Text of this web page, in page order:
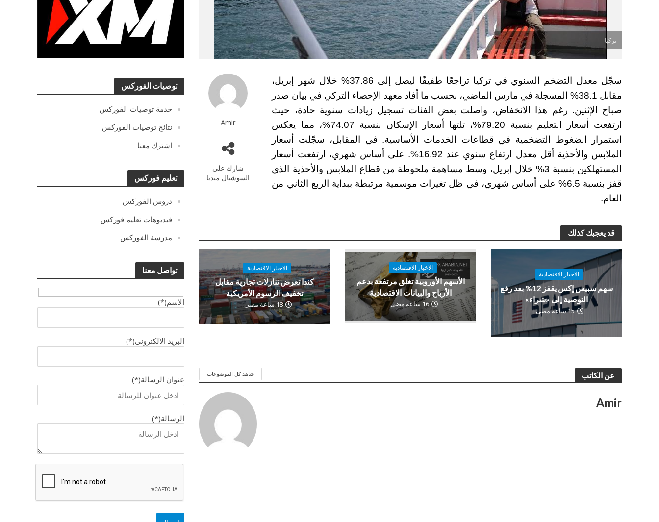
توصيات الفوركس
خدمة توصيات الفوركس
نتائج توصيات الفوركس
اشترك معنا
تعليم فوركس
دروس الفوركس
فيديوهات تعليم فوركس
مدرسة الفوركس
تواصل معنا
الاسم(*)
البريد الالكترونى(*)
عنوان الرسالة(*)
الرسالة(*)
تركيا
Amir
شارك علي
السوشيال ميديا
سجّل معدل التضخم السنوي في تركيا تراجعًا طفيفًا ليصل إلى 37.86% خلال شهر إبريل،
مقابل 38.1% المسجلة في مارس الماضي، بحسب ما أفاد معهد الإحصاء التركي في بيان صدر
صباح الإثنين. رغم هذا الانخفاض، واصلت بعض الفئات تسجيل زيادات سنوية حادة، حيث
ارتفعت أسعار التعليم بنسبة 79.20%، تلتها أسعار الإسكان بنسبة 74.07%، مما يعكس
استمرار الضغوط التضخمية في قطاعات الخدمات الأساسية. في المقابل، سجّلت أسعار
الملابس والأحذية أقل معدل ارتفاع سنوي عند 16.92%. على أساس شهري، ارتفعت أسعار
المستهلكين بنسبة 3% خلال إبريل، وسط مساهمة ملحوظة من قطاع الملابس والأحذية الذي
قفز بنسبة 6.5% على أساس شهري، في ظل تغيرات موسمية مرتبطة ببداية الربع الثاني من
العام.
قد يعجبك كذلك
الاخبار الاقتصادية
سهم سبيس إكس يقفز 12% بعد رفع
التوصية إلى «شراء»
15 ساعة مضى
الاخبار الاقتصادية
الأسهم الأوروبية تغلق مرتفعة بدعم
الأرباح والبيانات الاقتصادية
16 ساعة مضى
الاخبار الاقتصادية
كندا تعرض تنازلات تجارية مقابل
تخفيف الرسوم الأمريكية
18 ساعة مضى
عن الكاتب شاهد كل الموضوعات
Amir